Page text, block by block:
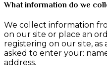
What information do we
We collect information
on our site or place an
registering on our site,
asked to enter your:
address.